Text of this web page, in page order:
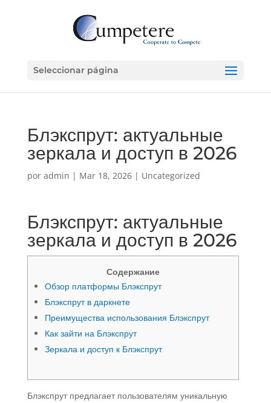
Seleccionar página
Блэкспрут: актуальные
зеркала и доступ в 2026
por admin | Mar 18, 2026| Uncategorized
Блэкспрут: актуальные
зеркала и доступ в 2026
Содержание
Обзор платформы Блэкспрут
Блэкспрут в даркнете
Преимущества использования Блэкспрут
Как зайти на Блэкспрут
Зеркала и доступ к Блэкспрут
Блэкспрут предлагает пользователям уникальную